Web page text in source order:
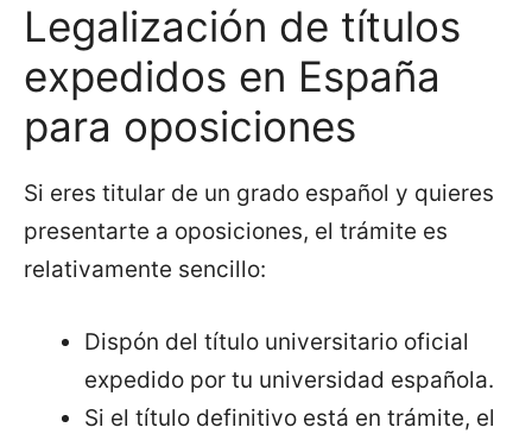
Legalización de títulos
expedidos en España
para oposiciones
Si eres titular de un grado español y quieres
presentarte a oposiciones, el trámite es
relativamente sencillo:
Dispón del título universitario oficial
expedido por tu universidad española.
Si el título definitivo está en trámite, el